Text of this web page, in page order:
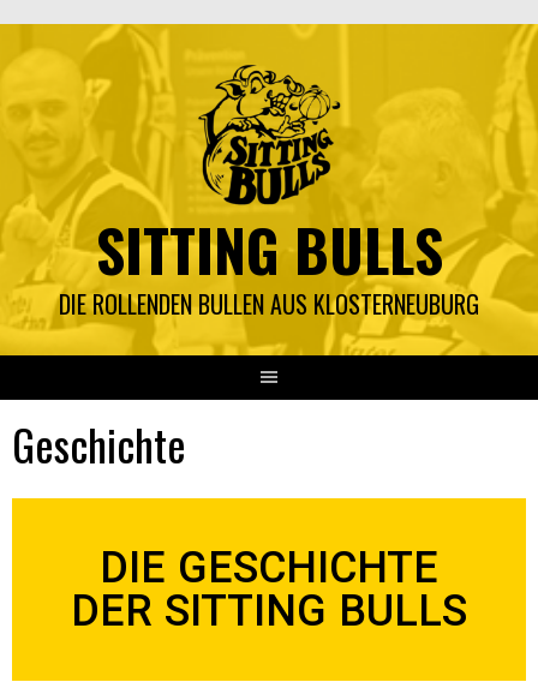
SITTING BULLS
DIE ROLLENDEN BULLEN AUS KLOSTERNEUBURG
Geschichte
DIE GESCHICHTE
DER SITTING BULLS